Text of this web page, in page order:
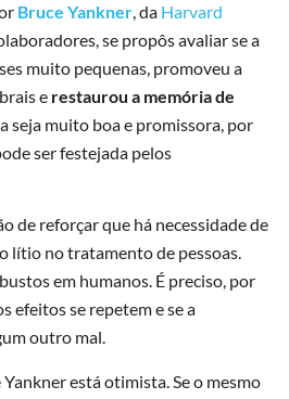
Bruce Yankner, da Harvard
se propôs avaliar se a
muito pequenas, promoveu a
e restaurou a memória de
seja muito boa e promissora, por
ser festejada pelos
de reforçar que há necessidade de
lítio no tratamento de pessoas.
em humanos. É preciso, por
efeitos se repetem e se a
outro mal.
está otimista. Se o mesmo